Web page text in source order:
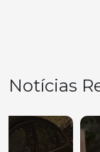
Notícias